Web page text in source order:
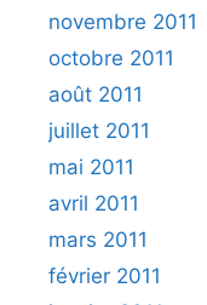
novembre 2011
octobre 2011
août 2011
juillet 2011
mai 2011
avril 2011
mars 2011
février 2011